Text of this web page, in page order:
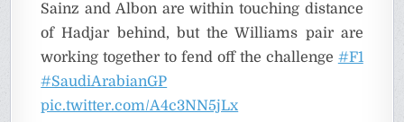
Sainz and Albon are within touching distance
of Hadjar behind, but the Williams pair are
working together to fend off the challenge #F1
#SaudiArabianGP
pic.twitter.com/A4c3NN5jLx